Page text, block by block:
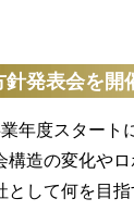
発表会を開
年度スタート
構造の変化や
として何を目